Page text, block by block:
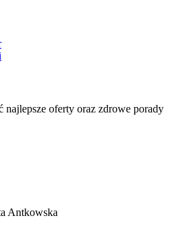
najlepsze oferty oraz zdrowe porady
Antkowska